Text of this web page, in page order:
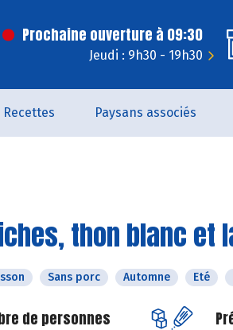
Prochaine ouverture à 09:30
Jeudi : 9h30 - 19h30
Recettes Paysans associés
thon blanc et
Sans porc Automne Eté
de personnes